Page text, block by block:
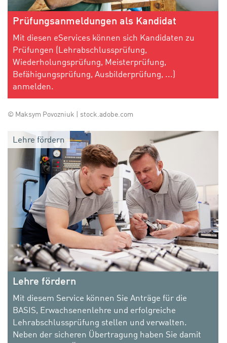
Prüfungsanmeldungen als Kandidat
Mit diesen eServices können sich Kandidaten zu
Prüfungen (Lehrabschlussprüfung,
Wiederholungsprüfung, Meisterprüfung,
Befähigungsprüfung, Ausbilderprüfung, ...)
anmelden.
© Maksym Povozniuk | stock.adobe.com
Lehre fördern
Lehre fördern
Mit diesem Service können Sie Anträge für die
BASIS, Erwachsenenlehre und erfolgreiche
Lehrabschlussprüfung stellen und verwalten.
Neben der sicheren Übertragung haben Sie damit